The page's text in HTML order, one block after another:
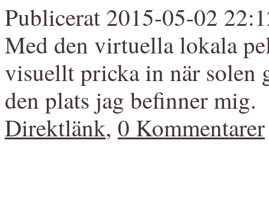
Publicerat 2015-05-02
Med den virtuella lokala
visuellt pricka in när solen
den plats jag befinner mig.
Direktlänk, 0 Kommentarer